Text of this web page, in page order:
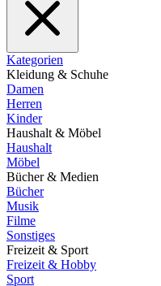
Kategorien
Kleidung & Schuhe
Damen
Herren
Kinder
Haushalt & Möbel
Haushalt
Möbel
Bücher & Medien
Bücher
Musik
Filme
Sonstiges
Freizeit & Sport
Freizeit & Hobby
Sport